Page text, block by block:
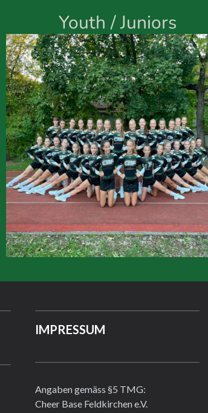
Youth / Juniors
IMPRESSUM
Angaben gemäss §5 TMG:
Cheer Base Feldkirchen e.V.